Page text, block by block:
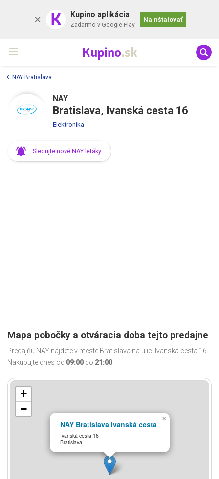
K Kupino aplikácia
Zadarmo v Google Play
Nainštalovať
Kupino.sk
NAY Bratislava
NAY
Bratislava, Ivanská cesta 16
Elektronika
Sledujte nové NAY letáky
Mapa pobočky a otváracia doba tejto predajne
Predajňu NAY nájdete v meste Bratislava na ulici Ivanská cesta 16.
Nakupujte dnes od 09:00 do 21:00.
NAY Bratislava Ivanská cesta
Ivanská cesta 16
Bratislava
×
+
−